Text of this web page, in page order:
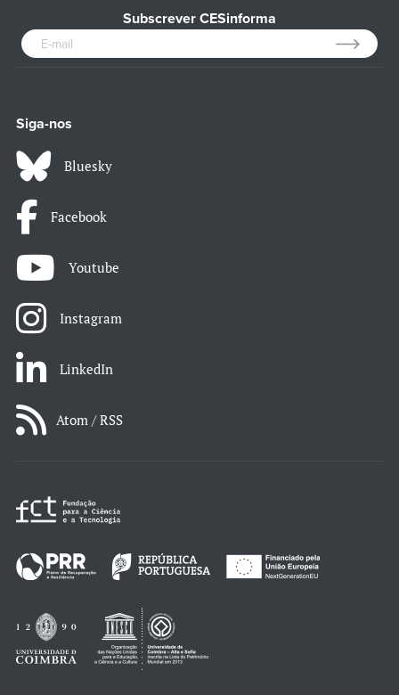
Subscrever CESinforma
Siga-nos
Bluesky
Facebook
Youtube
Instagram
LinkedIn
Atom / RSS